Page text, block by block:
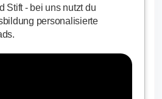
Stift - bei uns nutzt du
personalisierte